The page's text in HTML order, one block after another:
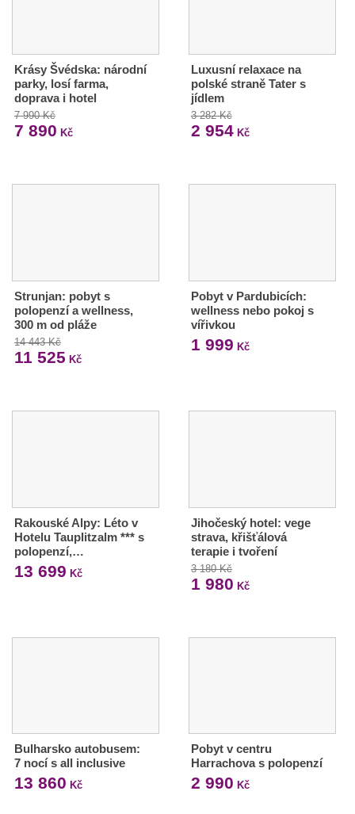
Krásy Švédska: národní
parky, losí farma,
doprava i hotel
7 990 Kč
7 890 Kč
Luxusní relaxace na
polské straně Tater s
jídlem
3 282 Kč
2 954Kč
Strunjan: pobyt s
polopenzí a wellness,
300 m od pláže
14 443 Kč
11 525 Kč
Pobyt v Pardubicích:
wellness nebo pokoj s
vířivkou
1 999 Kč
Rakouské Alpy: Léto v
Hotelu Tauplitzalm *** s
polopenzí,…
13 699 Kč
Jihočeský hotel: vege
strava, křišťálová
terapie i tvoření
3 180 Kč
1 980 Kč
Bulharsko autobusem:
7 nocí s all inclusive
13 860 Kč
Pobyt v centru
Harrachova s polopenzí
2 990 Kč